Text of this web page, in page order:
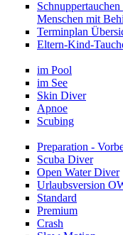
Menschen mit
Terminplan
Eltern-Kind-
im Pool
im See
Skin Diver
Apnoe
Scubing
Preparation -
Scuba Diver
Open Water Diver
Urlaubsversion
Standard
Premium
Crash